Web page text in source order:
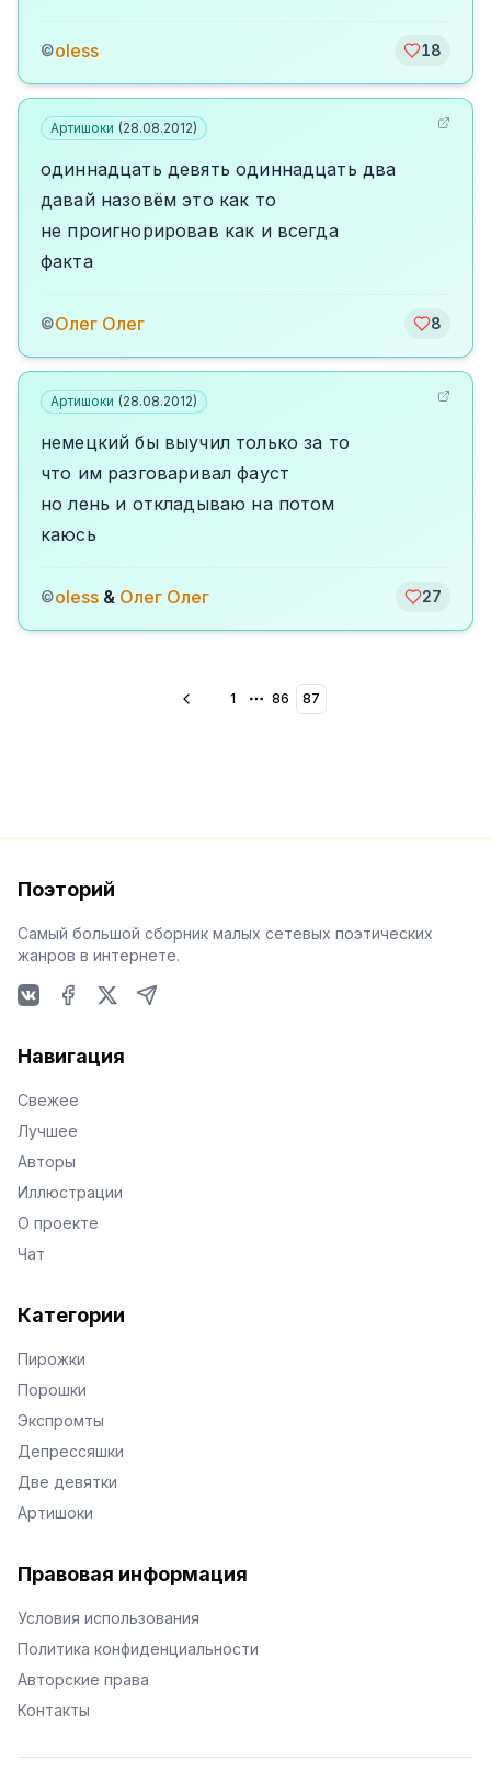
©oless 18
Артишоки (28.08.2012)
одиннадцать девять одиннадцать два
давай назовём это как то
не проигнорировав как и всегда
факта
©Олег Олег 8
Артишоки (28.08.2012)
немецкий бы выучил только за то
что им разговаривал фауст
но лень и откладываю на потом
каюсь
©oless & Олег Олег 27
1 More pages
86 87
Поэторий
Самый большой сборник малых сетевых поэтических
жанров в интернете.
Навигация
Свежее
Лучшее
Авторы
Иллюстрации
О проекте
Чат
Категории
Пирожки
Порошки
Экспромты
Депрессяшки
Две девятки
Артишоки
Правовая информация
Условия использования
Политика конфиденциальности
Авторские права
Контакты